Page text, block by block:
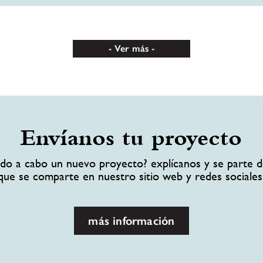
Ver más
Envíanos tu proyecto
a cabo un nuevo proyecto? explícanos y se parte
se comparte en nuestro sitio web y redes
más información